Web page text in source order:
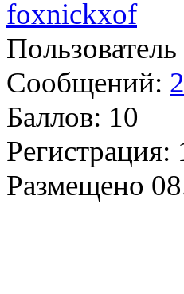
foxnickxof
Пользователь
Сообщений:
Баллов: 10
Регистрация:
Размещено